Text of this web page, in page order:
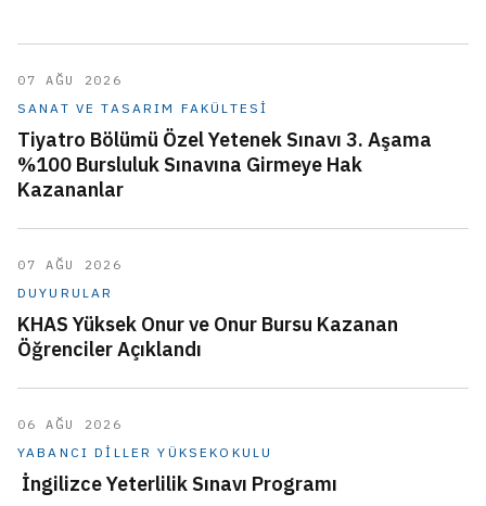
07 AĞU 2026
SANAT VE TASARIM FAKÜLTESI
Tiyatro Bölümü Özel Yetenek Sınavı 3. Aşama
%100 Bursluluk Sınavına Girmeye Hak
Kazananlar
07 AĞU 2026
DUYURULAR
KHAS Yüksek Onur ve Onur Bursu Kazanan
Öğrenciler Açıklandı
06 AĞU 2026
YABANCI DILLER YÜKSEKOKULU
İngilizce Yeterlilik Sınavı Programı